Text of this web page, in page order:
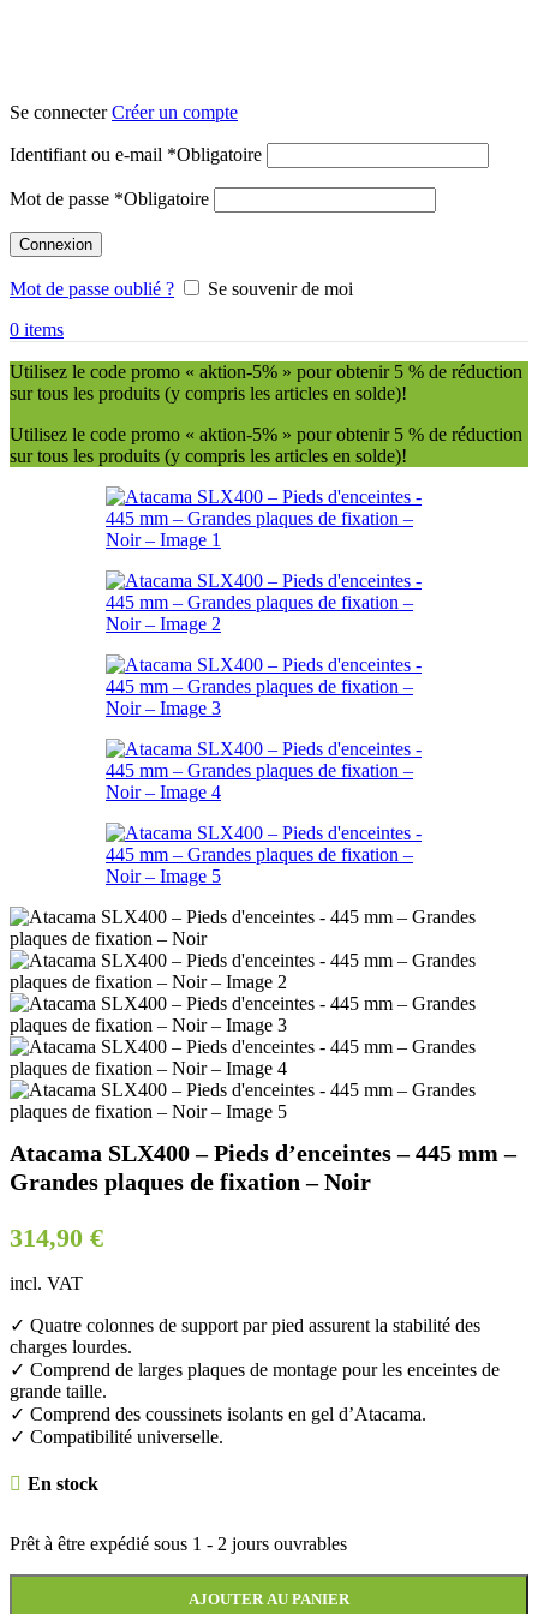
Se connecterCréer un compte
Identifiant ou e-mail *Obligatoire
Mot de passe *Obligatoire
Connexion
Mot de passe oublié ?
Se souvenir de moi
0 items
Utilisez le code promo « aktion-5% » pour obtenir 5 % de réduction
sur tous les produits (y compris les articles en solde)!
Utilisez le code promo « aktion-5% » pour obtenir 5 % de réduction
sur tous les produits (y compris les articles en solde)!
Atacama SLX400 – Pieds d’enceintes – 445 mm –
Grandes plaques de fixation – Noir
314,90 €
incl. VAT
✓ Quatre colonnes de support par pied assurent la stabilité des
charges lourdes.
✓ Comprend de larges plaques de montage pour les enceintes de
grande taille.
✓ Comprend des coussinets isolants en gel d’Atacama.
✓ Compatibilité universelle.
En stock
Prêt à être expédié sous 1 - 2 jours ouvrables
AJOUTER AU PANIER